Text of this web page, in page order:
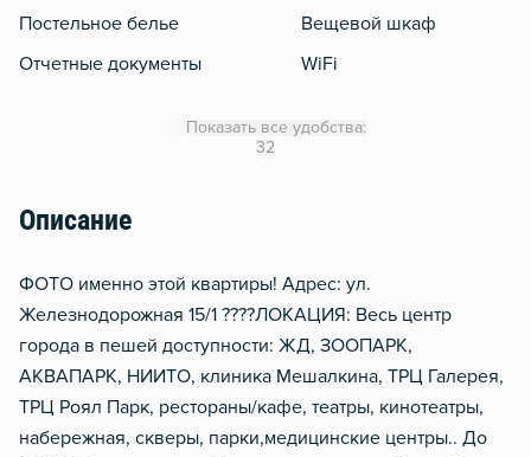
Постельное белье
Отчетные документы
Вещевой шкаф
WiFi
Стол, рабочее место
Тапочки
Чистящие средства
Показать все удобства:
32
Описание
ФОТО именно этой квартиры! Адрес: ул.
Железнодорожная 15/1 ????ЛОКАЦИЯ: Весь центр
города в пешей доступности: ЖД, ЗООПАРК,
АКВАПАРК, НИИТО, клиника Мешалкина, ТРЦ Галерея,
ТРЦ Роял Парк, рестораны/кафе, театры, кинотеатры,
набережная, скверы, парки,медицинские центры.. До